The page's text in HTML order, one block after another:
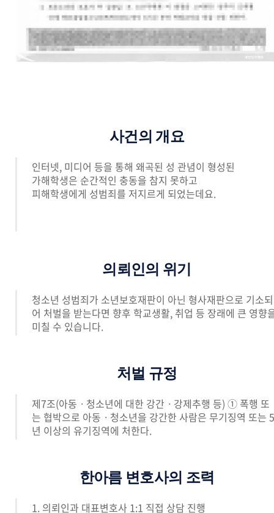
사건의 개요
인터넷, 미디어 등을 통해 왜곡된 성 관념이 형성된
가해학생은 순간적인 충동을 참지 못하고
피해학생에게 성범죄를 저지르게 되었는데요.
의뢰인의 위기
청소년 성범죄가 소년보호재판이 아닌 형사재판으로 기소되
어 처벌을 받는다면 향후 학교생활, 취업 등 장래에 큰 영향
미칠 수 있습니다.
처벌 규정
제7조(아동ㆍ청소년에 대한 강간ㆍ강제추행 등) ① 폭행 또
는 협박으로 아동ㆍ청소년을 강간한 사람은 무기징역 또는 5
년 이상의 유기징역에 처한다.
한아름 변호사의 조력
1. 의뢰인과 대표변호사 1:1 직접 상담 진행